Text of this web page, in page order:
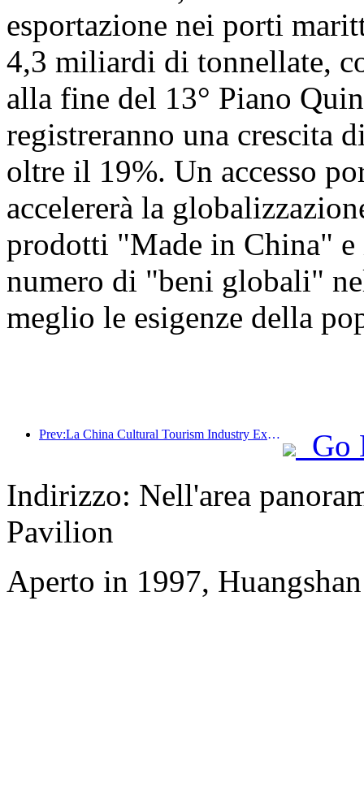
esportazione nei porti
4,3 miliardi di tonnellate,
alla fine del 13° Piano
registreranno una crescita
oltre il 19%. Un accesso
accelererà la
prodotti "Made in China"
numero di "beni globali"
meglio le esigenze della
Prev:La China Cultural Tourism Industry Expo del 2025 si terrà a Wuhan dal 12 al 14 settembre.
Go
Indirizzo: Nell'area
Pavilion
Aperto in 1997,